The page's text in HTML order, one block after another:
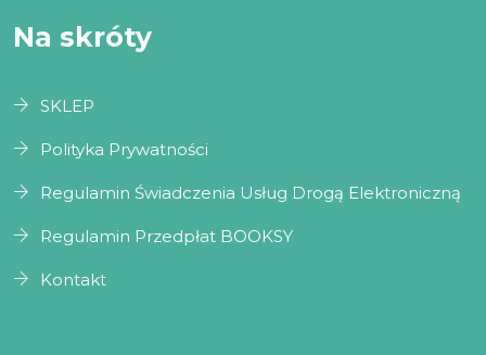
Na skróty
SKLEP
Polityka Prywatności
Regulamin Świadczenia Usług Drogą Elektroniczną
Regulamin Przedpłat BOOKSY
Kontakt